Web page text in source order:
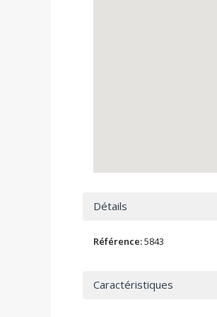
Détails
Référence:5843
Caractéristiques